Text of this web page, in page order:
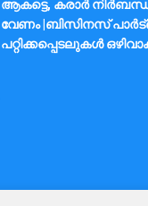
ആകട്ടെ, കരാർ
വേണം |ബിസിനസ്
പറ്റിക്കപ്പെടലുകൾ